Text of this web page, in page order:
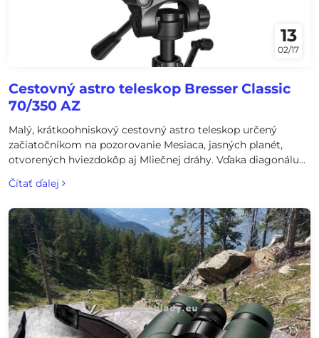
13
02/17
Cestovný astro teleskop Bresser Classic
70/350 AZ
Malý, krátkoohniskový cestovný astro teleskop určený
začiatočníkom na pozorovanie Mesiaca, jasných planét,
otvorených hviezdokôp aj Mliečnej dráhy. Vďaka diagonálu
so vzpriameným obrazom sa dajú veľmi dobre pozorovať aj
pozemské objekty. Teleskop je vybavený aj držiakom na
okulárom s vašim smartfónom.
Čítať ďalej